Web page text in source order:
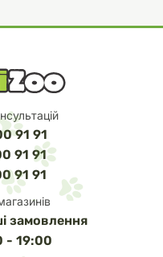
91 91
91 91
91 91
замовлення
- 19:00